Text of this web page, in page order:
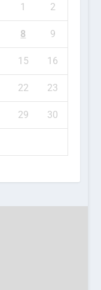
1 2
8 9
15 16
22 23
29 30